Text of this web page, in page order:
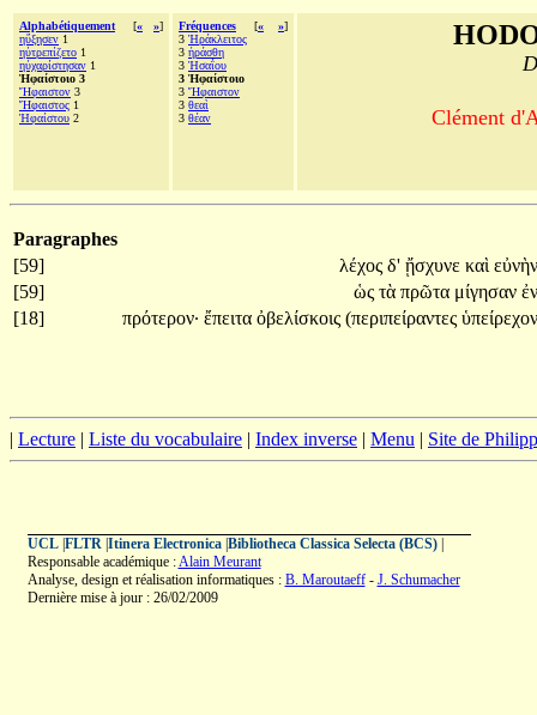
Alphabétiquement [« »]
ηὔξησεν 1
ηὐτρεπίζετο 1
ηὐχαρίστησαν 1
Ἡφαίστοιο 3
Ἥφαιστον 3
Ἥφαιστος 1
Ἡφαίστου 2
Fréquences [« »]
3 Ἡράκλειτος
3 ἠράσθη
3 Ἡσαΐου
3 Ἡφαίστοιο
3 Ἥφαιστον
3 θεαὶ
3 θέαν Clément
Paragraphes
[59]
λέχος δ' ᾔσχυνε καὶ εὐνὴν
[59]
ὡς τὰ πρῶτα μίγησαν ἐν
[18]
πρότερον· ἔπειτα ὀβελίσκοις (περιπείραντες ὑπείρεχον
| Lecture | Liste du vocabulaire | Index inverse | Menu | Site de
UCL| FLTR| Itinera Electronica| Bibliotheca Classica Selecta (BCS)|
Responsable académique :Alain Meurant
Analyse, design et réalisation informatiques : B. Maroutaeff- J. Schumacher
Dernière mise à jour : 26/02/2009